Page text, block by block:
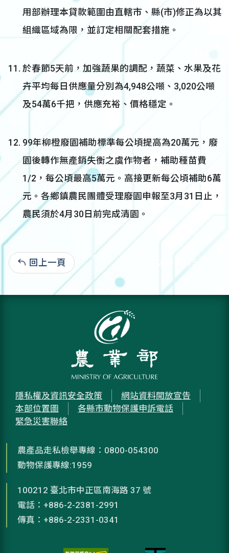
用部辦理本貸款範圍由直轄市、縣(市)修正為以其
組織區域為限，並訂定相關配套措施。
於春節5天前，加強蔬果的調配，蔬菜、水果及花
卉平均每日供應量分別為4,948公噸、3,020公噸
及54萬6千把，供應充裕、價格穩定。
99年柳橙廢園補助標準每公頃提高為20萬元，廢
園後轉作無產銷失衡之虞作物者，補助種苗費
1/2，每公頃最高5萬元。高接更新每公頃補助6萬
元。各鄉鎮農民團體受理廢園申報至3月31日止，
農民須於4月30日前完成清園。
回上一頁 99-03-26:17,575
隱私權及資訊安全政策
網站資料開放宣告
本部位置圖
各縣市動物保護申訴電話
緊急災害聯絡
農產品走私檢舉專線：0800-054300
動物保護專線:1959
100212 臺北市中正區南海路 37 號
電話：+886-2-2381-2991
傳真：+886-2-2331-0341